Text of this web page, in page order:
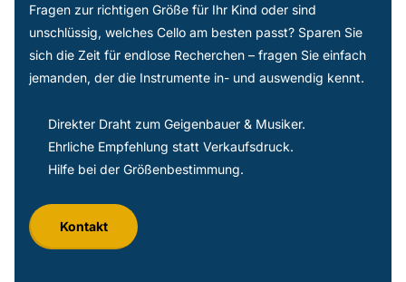
Fragen zur richtigen Größe für Ihr Kind oder sind
unschlüssig, welches Cello am besten passt? Sparen Sie
sich die Zeit für endlose Recherchen – fragen Sie einfach
jemanden, der die Instrumente in- und auswendig kennt.
Direkter Draht zum Geigenbauer & Musiker.
Ehrliche Empfehlung statt Verkaufsdruck.
Hilfe bei der Größenbestimmung.
Kontakt